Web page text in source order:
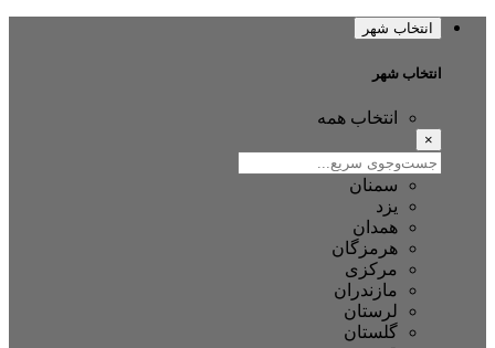
انتخاب شهر
انتخاب شهر
انتخاب همه
×
سمنان
یزد
همدان
هرمزگان
مرکزی
مازندران
لرستان
گلستان